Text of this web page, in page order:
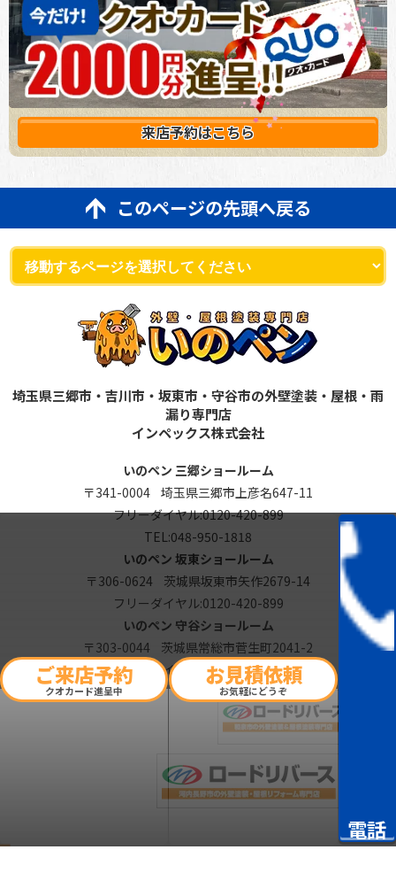
来店予約はこちら
このページの先頭へ戻る
埼玉県三郷市・吉川市・坂東市・守谷市の外壁塗装・屋根・雨
漏り専門店
インペックス株式会社
いのペン 三郷ショールーム
〒341-0004 埼玉県三郷市上彦名647-11
フリーダイヤル:0120-420-899
TEL:048-950-1818
いのペン 坂東ショールーム
〒306-0624 茨城県坂東市矢作2679-14
フリーダイヤル:0120-420-899
いのペン 守谷ショールーム
〒303-0044 茨城県常総市菅生町2041-2
フリーダイヤル:
0120-420-899
Copyright © 2026 いのペン. All Rights Reserved.
ご来店予約
クオカード進呈中
お見積依頼
お気軽にどうぞ
電話